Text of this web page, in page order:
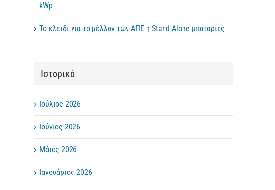
kWp
Το κλειδί για το μέλλον των ΑΠΕ η Stand Alone μπαταρίες
Ιστορικό
Ιούλιος 2026
Ιούνιος 2026
Μάιος 2026
Ιανουάριος 2026